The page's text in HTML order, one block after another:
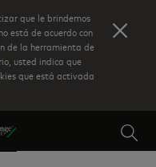
que le brindemos
está de acuerdo con
de la herramienta de
usted indica que
que está activada